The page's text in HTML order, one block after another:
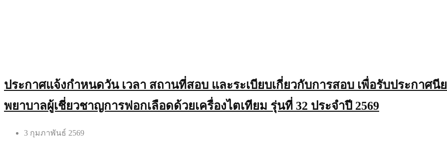
ประกาศแจ้งกำหนดวัน เวลา สถานที่สอบ และระเบียบเกี่ยวกับการสอบ เพื่อรับประกาศนี
พยาบาลผู้เชี่ยวชาญการฟอกเลือดด้วยเครื่องไตเทียม รุ่นที่ 32 ประจำปี 2569
3 กุมภาพันธ์ 2569